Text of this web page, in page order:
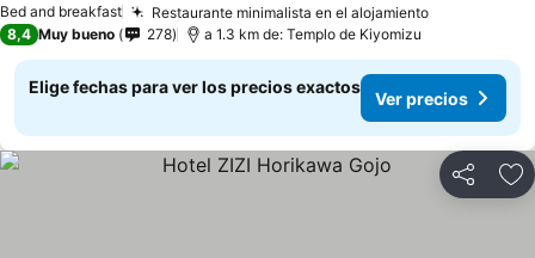
Bed and breakfast Restaurante minimalista en el alojamiento
8,4 Muy bueno 278 a 1.3 km de: Templo de Kiyomizu
Elige fechas para ver los precios exactos
Ver precios
Compartir